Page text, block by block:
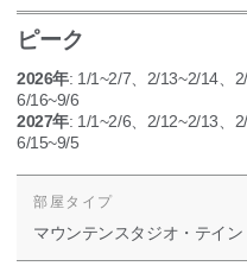
ピーク
2026年: 1/1~2/7、2/13~2/14、
6/16~9/6
2027年: 1/1~2/6、2/12~2/13、
6/15~9/5
マウンテンスタジオ・テイ